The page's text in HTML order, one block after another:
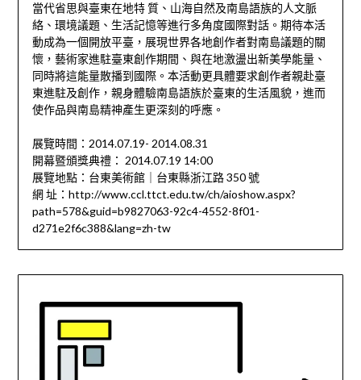
當代省思與臺東在地特 質、山海自然及南島語族的人文脈
絡、環境議題、生活記憶等進行多角度國際對話。期待本活
動成為一個開放平臺，展現世界各地創作者對南島議題的關
懷，藝術家進駐臺東創作期間、與在地激盪出新美學能量、
同時將這能量散播到國際。本活動更具體要求創作者親赴臺
東進駐及創作，親身體驗南島語族於臺東的生活風貌，進而
使作品與南島精神產生更深刻的呼應。
展覽時間：2014.07.19- 2014.08.31
開幕暨頒獎典禮： 2014.07.19 14:00
展覽地點：台東美術館｜台東縣浙江路 350 號
網 址：http://www.ccl.ttct.edu.tw/ch/aioshow.aspx?
path=578&guid=b9827063-92c4-4552-8f01-
d271e2f6c388&lang=zh-tw